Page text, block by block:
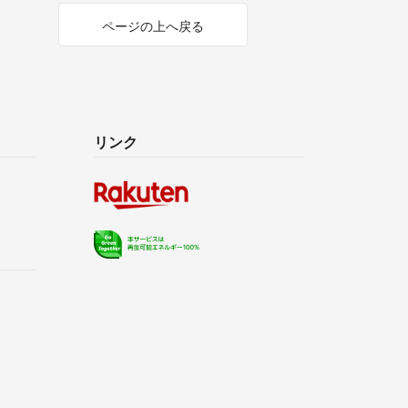
ページの上へ戻る
リンク